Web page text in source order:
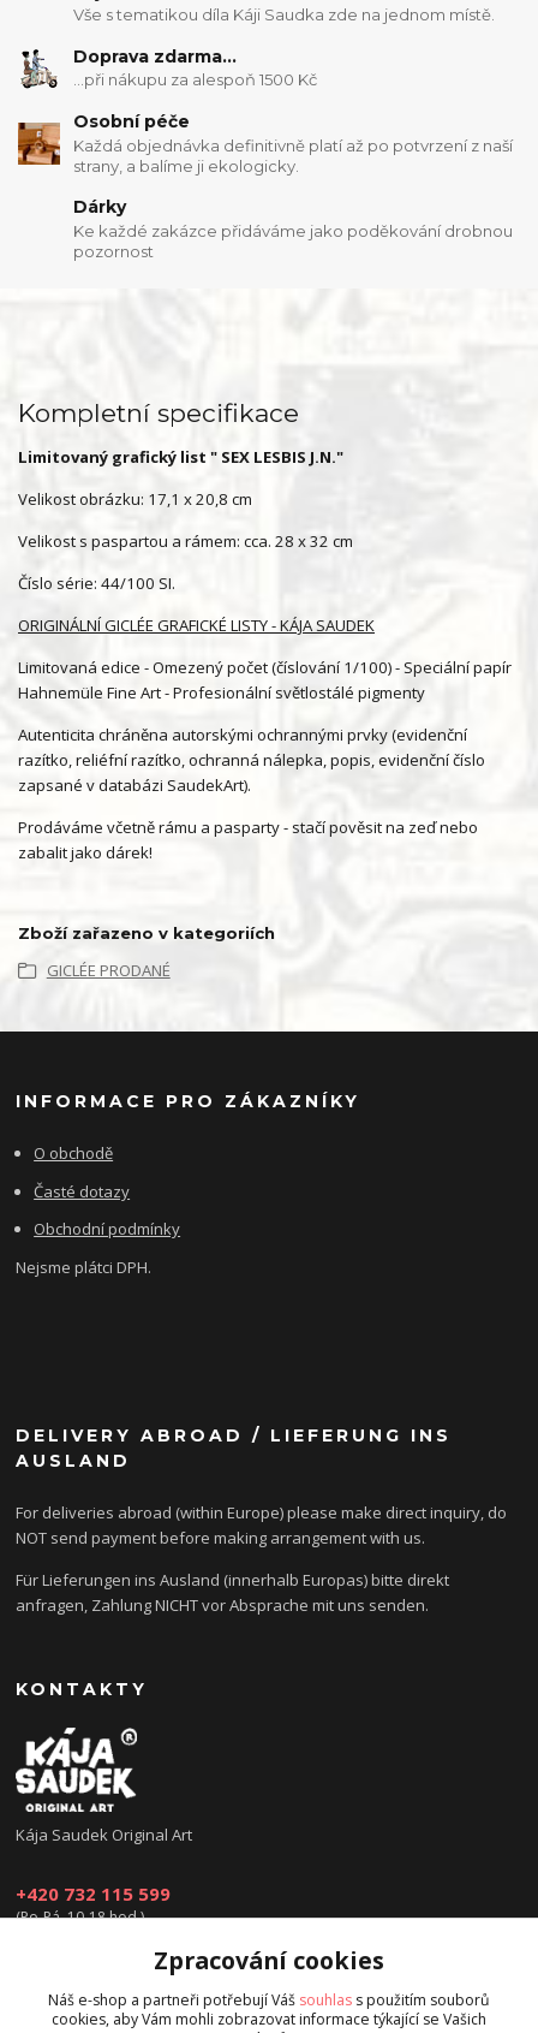
Vše s tematikou díla Káji Saudka zde na jednom místě.
Doprava zdarma...
...při nákupu za alespoň 1500 Kč
Osobní péče
Každá objednávka definitivně platí až po potvrzení z naší
strany, a balíme ji ekologicky.
Dárky
Ke každé zakázce přidáváme jako poděkování drobnou
pozornost
Kompletní specifikace
Limitovaný grafický list " SEX LESBIS J.N."
Velikost obrázku: 17,1 x 20,8 cm
Velikost s paspartou a rámem: cca. 28 x 32 cm
Číslo série: 44/100 SI.
ORIGINÁLNÍ GICLÉE GRAFICKÉ LISTY - KÁJA SAUDEK
Limitovaná edice - Omezený počet (číslování 1/100) - Speciální papír
Hahnemüle Fine Art - Profesionální světlostálé pigmenty
Autenticita chráněna autorskými ochrannými prvky (evidenční
razítko, reliéfní razítko, ochranná nálepka, popis, evidenční číslo
zapsané v databázi SaudekArt).
Prodáváme včetně rámu a pasparty - stačí pověsit na zeď nebo
zabalit jako dárek!
Zboží zařazeno v kategoriích
GICLÉE PRODANÉ
INFORMACE PRO ZÁKAZNÍKY
O obchodě
Časté dotazy
Obchodní podmínky
Nejsme plátci DPH.
DELIVERY ABROAD / LIEFERUNG INS
AUSLAND
For deliveries abroad (within Europe) please make direct inquiry, do
NOT send payment before making arrangement with us.
Für Lieferungen ins Ausland (innerhalb Europas) bitte direkt
anfragen, Zahlung NICHT vor Absprache mit uns senden.
KONTAKTY
Kája Saudek Original Art
+420 732 115 599
(Po-Pá, 10-18 hod.)
obchod@kajasaudek.cz
Zpracování cookies
Náš e-shop a partneři potřebují Váš souhlas s použitím souborů
cookies, aby Vám mohli zobrazovat informace týkající se Vašich